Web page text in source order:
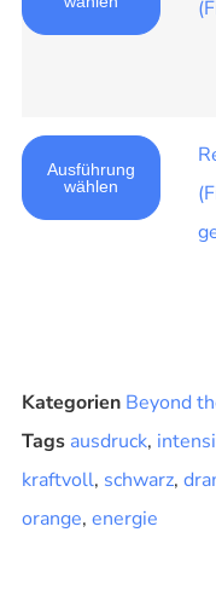
Ausführung
wählen
Kategorien Beyond
Tags ausdruck,
kraftvoll, schwarz,
orange, energie